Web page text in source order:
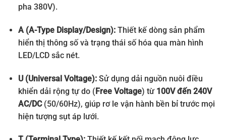
pha 380V).
A (A-Type Display/Design):Thiết kế dòng sản phẩm
hiển thị thông số và trạng thái số hóa qua màn hình
LED/LCD sắc nét.
U (Universal Voltage):Sử dụng dải nguồn nuôi điều
khiển dải rộng tự do (Free Voltage) từ 100V đến 240V
AC/DC(50/60Hz), giúp rơ le vận hành bền bỉ trước mọi
hiện tượng sụt áp lưới.